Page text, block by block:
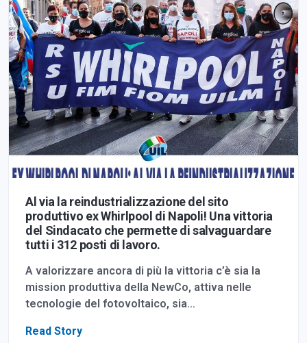
Al via la reindustrializzazione del sito
produttivo ex Whirlpool di Napoli! Una vittoria
del Sindacato che permette di salvaguardare
tutti i 312 posti di lavoro.
A valorizzare ancora di più la vittoria c’è sia la
mission produttiva della NewCo, attiva nelle
tecnologie del fotovoltaico, sia…
Read Story